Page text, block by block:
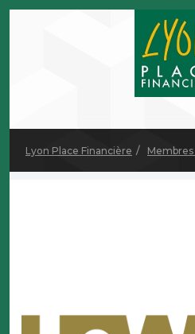
Lyon Place Financière Membres